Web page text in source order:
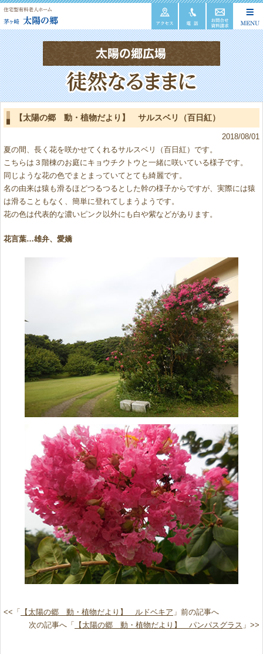
【太陽の郷 動・植物だより】 サルスベリ（百日紅）
2018/08/01
夏の間、長く花を咲かせてくれるサルスベリ（百日紅）です。
こちらは３階棟のお庭にキョウチクトウと一緒に咲いている様子です。
同じような花の色でまとまっていてとても綺麗です。
名の由来は猿も滑るほどつるつるとした幹の様子からですが、実際には猿
は滑ることもなく、簡単に登れてしまうようです。
花の色は代表的な濃いピンク以外にも白や紫などがあります。
花言葉…雄弁、愛嬌
<<「 【太陽の郷 動・植物だより】 ルドベキア 」前の記事へ
次の記事へ「
【太陽の郷 動・植物だより】 パンパスグラス 」>>